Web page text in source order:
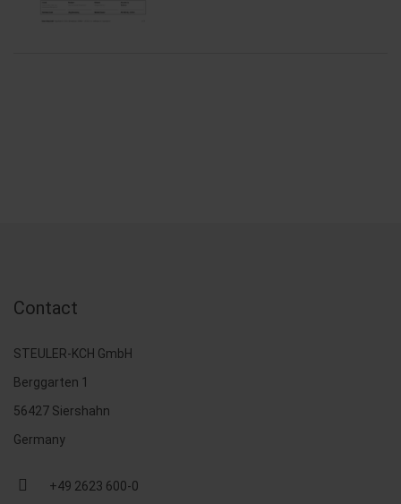
Contact
STEULER-KCH GmbH
Berggarten 1
56427 Siershahn
Germany
+49 2623 600-0